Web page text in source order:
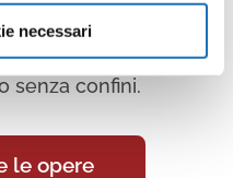
necessari
d’arte di
Virtuale:
senza confini.
le opere